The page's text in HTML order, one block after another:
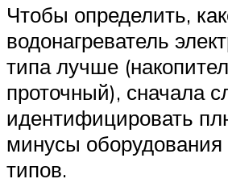
Чтобы определить,
водонагреватель
типа лучше
проточный), сначала
идентифицировать
минусы оборудования
типов.